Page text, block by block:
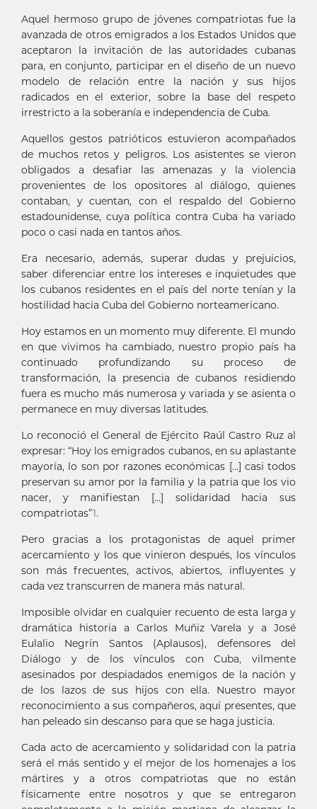
Aquel hermoso grupo de jóvenes compatriotas fue la
avanzada de otros emigrados a los Estados Unidos que
aceptaron la invitación de las autoridades cubanas
para, en conjunto, participar en el diseño de un nuevo
modelo de relación entre la nación y sus hijos
radicados en el exterior, sobre la base del respeto
irrestricto a la soberanía e independencia de Cuba.
Aquellos gestos patrióticos estuvieron acompañados
de muchos retos y peligros. Los asistentes se vieron
obligados a desafiar las amenazas y la violencia
provenientes de los opositores al diálogo, quienes
contaban, y cuentan, con el respaldo del Gobierno
estadounidense, cuya política contra Cuba ha variado
poco o casi nada en tantos años.
Era necesario, además, superar dudas y prejuicios,
saber diferenciar entre los intereses e inquietudes que
los cubanos residentes en el país del norte tenían y la
hostilidad hacia Cuba del Gobierno norteamericano.
Hoy estamos en un momento muy diferente. El mundo
en que vivimos ha cambiado, nuestro propio país ha
continuado profundizando su proceso de
transformación, la presencia de cubanos residiendo
fuera es mucho más numerosa y variada y se asienta o
permanece en muy diversas latitudes.
Lo reconoció el General de Ejército Raúl Castro Ruz al
expresar: “Hoy los emigrados cubanos, en su aplastante
mayoría, lo son por razones económicas […] casi todos
preservan su amor por la familia y la patria que los vio
nacer, y manifiestan […] solidaridad hacia sus
compatriotas”1.
Pero gracias a los protagonistas de aquel primer
acercamiento y los que vinieron después, los vínculos
son más frecuentes, activos, abiertos, influyentes y
cada vez transcurren de manera más natural.
Imposible olvidar en cualquier recuento de esta larga y
dramática historia a Carlos Muñiz Varela y a José
Eulalio Negrín Santos (Aplausos), defensores del
Diálogo y de los vínculos con Cuba, vilmente
asesinados por despiadados enemigos de la nación y
de los lazos de sus hijos con ella. Nuestro mayor
reconocimiento a sus compañeros, aquí presentes, que
han peleado sin descanso para que se haga justicia.
Cada acto de acercamiento y solidaridad con la patria
será el más sentido y el mejor de los homenajes a los
mártires y a otros compatriotas que no están
físicamente entre nosotros y que se entregaron